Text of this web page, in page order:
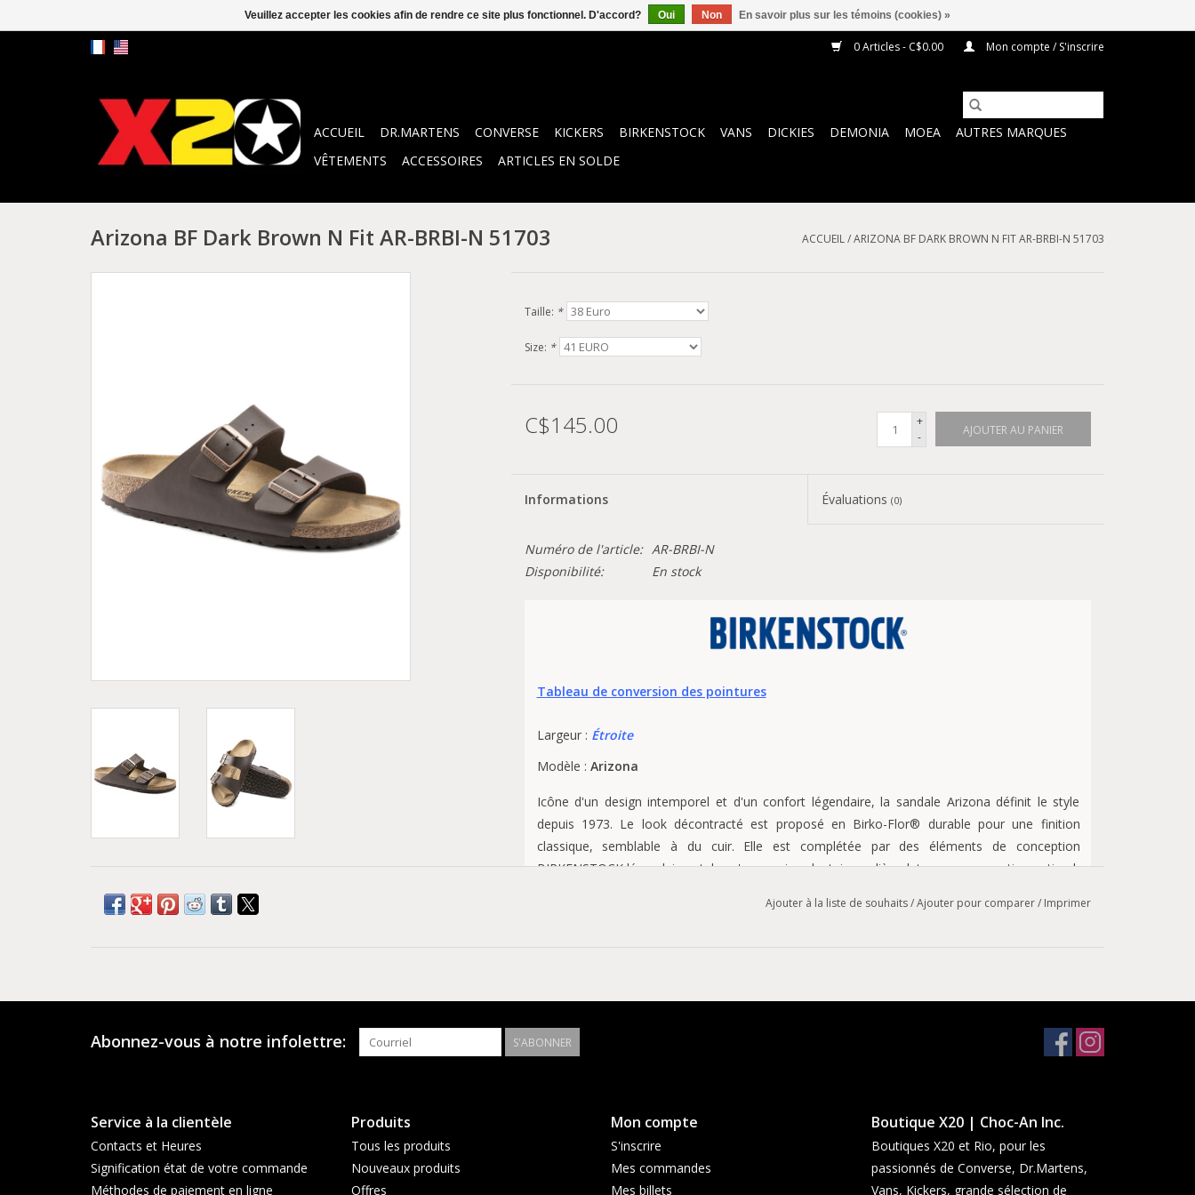
0 Articles - C$0.00 Mon compte / S'inscrire
ACCUEIL DR.MARTENS CONVERSE KICKERS BIRKENSTOCK VANS DICKIES DEMONIA MOEA
AUTRES MARQUES
VÊTEMENTS
ACCESSOIRES ARTICLES EN SOLDE
Arizona BF Dark Brown N Fit AR-BRBI-N 51703 ACCUEIL/ARIZONA BF DARK BROWN N FIT AR-BRBI-N 51703
Taille: *
Size: *
C$145.00
+
-
AJOUTER AU PANIER
Informations Évaluations(0)
Numéro de l'article: AR-BRBI-N
Disponibilité:
En stock
Tableau de conversion des pointures
Largeur : Étroite
Modèle : Arizona
Icône d'un design intemporel et d'un confort légendaire, la sandale Arizona définit le style
depuis 1973. Le look décontracté est proposé en Birko-Flor® durable pour une finition
classique, semblable à du cuir. Elle est complétée par des éléments de conception
BIRKENSTOCK légendaires, tels qu'une assise plantaire en liège-latex pour un soutien optimal.
Estampille de qualité "Made in Germany" sur l'assise plantaire
Ajouter à la liste de souhaits/Ajouter pour comparer/ Imprimer
Abonnez-vous à notre infolettre: S'ABONNER
Service à la clientèle
Contacts et Heures
Signification état de votre commande
Méthodes de paiement en ligne
Produits
Tous les produits
Nouveaux produits
Offres
Mon compte
S'inscrire
Mes commandes
Mes billets
Boutique X20 | Choc-An Inc.
Boutiques X20 et Rio, pour les
passionnés de Converse, Dr.Martens,
Vans, Kickers, grande sélection de
Veuillez accepter les cookies afin de rendre ce site plus fonctionnel. D'accord? Oui Non En savoir plus sur les témoins (cookies) »